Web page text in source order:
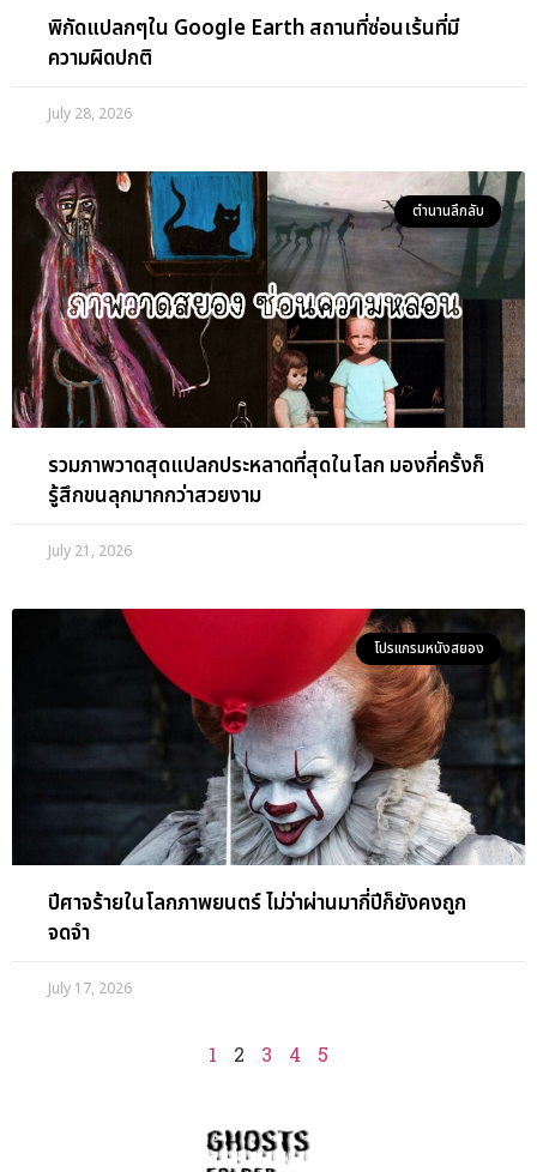
พิกัดแปลกๆใน Google Earth สถานที่ซ่อนเร้นที่มี
ความผิดปกติ
July 28, 2026
ตำนานลึกลับ
รวมภาพวาดสุดแปลกประหลาดที่สุดในโลก มองกี่ครั้งก็
รู้สึกขนลุกมากกว่าสวยงาม
July 21, 2026
โปรแกรมหนังสยอง
ปีศาจร้ายในโลกภาพยนตร์ ไม่ว่าผ่านมากี่ปีก็ยังคงถูก
จดจำ
July 17, 2026
1 2 3 4 5